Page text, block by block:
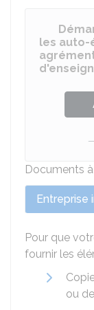
les auto-
Documents
Entreprise
Pour que
fournir les
ou